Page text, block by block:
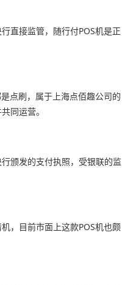
直接监管，随行付POS机是正
点刷，属于上海点佰趣公司的
同运营。
颁发的支付执照，受银联的监
，目前市面上这款POS机也颇